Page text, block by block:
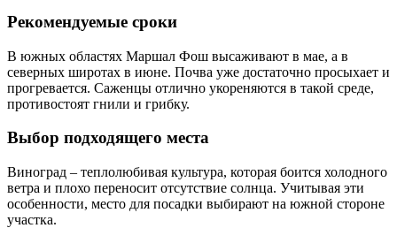
Рекомендуемые сроки
В южных областях Маршал Фош высаживают в мае, а в
северных широтах в июне. Почва уже достаточно просыхает и
прогревается. Саженцы отлично укореняются в такой среде,
противостоят гнили и грибку.
Выбор подходящего места
Виноград – теплолюбивая культура, которая боится холодного
ветра и плохо переносит отсутствие солнца. Учитывая эти
особенности, место для посадки выбирают на южной стороне
участка.